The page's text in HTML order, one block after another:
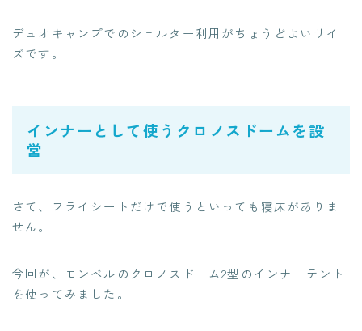
デュオキャンプでのシェルター利用がちょうどよいサイ
ズです。
インナーとして使うクロノスドームを設
営
さて、フライシートだけで使うといっても寝床がありま
せん。
今回が、モンベルのクロノスドーム2型のインナーテント
を使ってみました。